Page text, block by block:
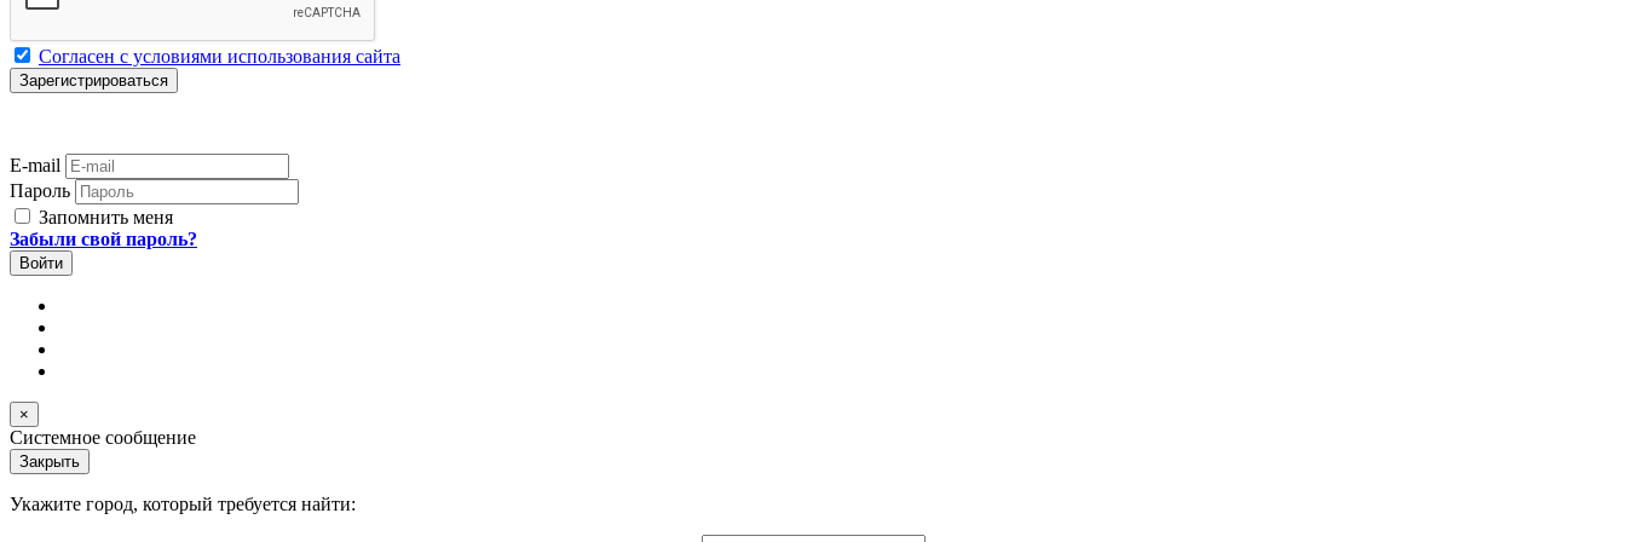
Согласен с условиями использования сайта
E-mail
Пароль
Запомнить меня
Забыли свой пароль?
×
Системное сообщение
Закрыть
Укажите город, который требуется найти: